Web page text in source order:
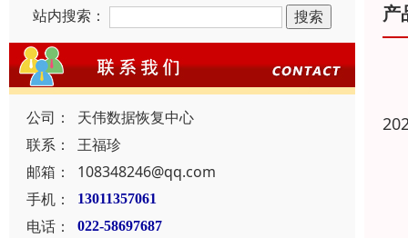
站内搜索：
公司：
天伟数据恢复中心
联系：
王福珍
邮箱：
108348246@qq.com
手机：
13011357061
电话： 022-58697687
产